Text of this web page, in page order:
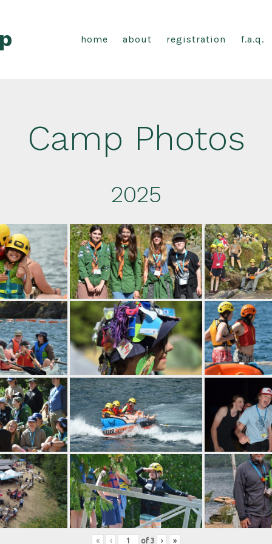
home about registration f.a.q.
Camp Photos
2025
« ‹ of 3 › »